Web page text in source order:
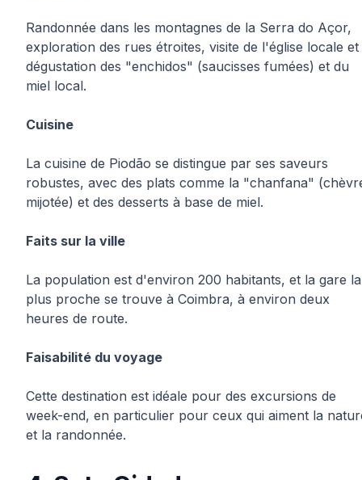
Randonnée dans les montagnes de la Serra do Açor,
exploration des rues étroites, visite de l'église locale et
dégustation des "enchidos" (saucisses fumées) et du
miel local.
Cuisine
La cuisine de Piodão se distingue par ses saveurs
robustes, avec des plats comme la "chanfana"
mijotée) et des desserts à base de miel.
Faits sur la ville
La population est d'environ 200 habitants, et la gare la
plus proche se trouve à Coimbra, à environ deux
heures de route.
Faisabilité du voyage
Cette destination est idéale pour des excursions de
week-end, en particulier pour ceux qui aiment la
et la randonnée.